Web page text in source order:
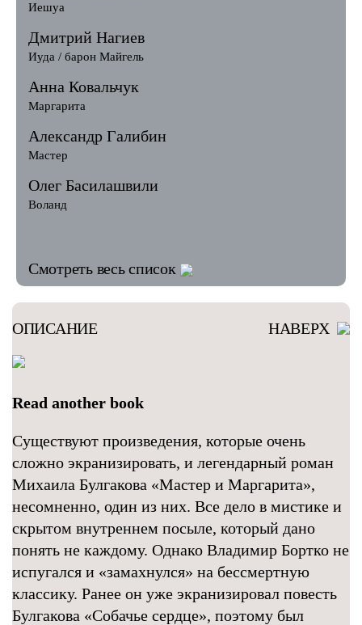
Иешуа
Дмитрий Нагиев
Иуда / барон Майгель
Анна Ковальчук
Маргарита
Александр Галибин
Мастер
Олег Басилашвили
Воланд
Смотреть весь список
ОПИСАНИЕ НАВЕРХ
Read another book
Существуют произведения, которые очень
сложно экранизировать, и легендарный роман
Михаила Булгакова «Мастер и Маргарита»,
несомненно, один из них. Все дело в мистике и
скрытом внутреннем посыле, который дано
понять не каждому. Однако Владимир Бортко не
испугался и «замахнулся» на бессмертную
классику. Ранее он уже экранизировал повесть
Булгакова «Собачье сердце», поэтому был